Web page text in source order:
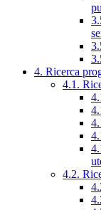
4. Ricerca
4.1.
4.2.